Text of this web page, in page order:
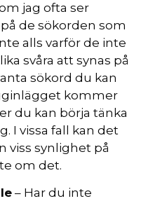
jag ofta ser
de sökorden som
alls varför de inte
svåra att synas på
sökord du kan
kommer
du kan börja tänka
I vissa fall kan det
viss synlighet på
om det.
– Har du inte